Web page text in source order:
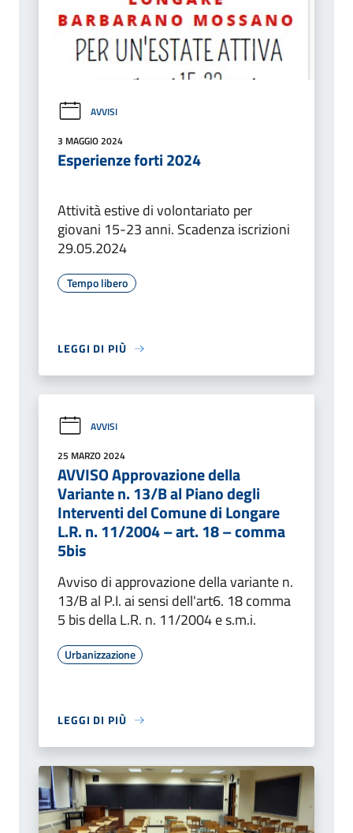
AVVISI
3 MAGGIO 2024
Esperienze forti 2024
Attività estive di volontariato per
giovani 15-23 anni. Scadenza iscrizioni
29.05.2024
Tempo libero
LEGGI DI PIÙ
AVVISI
25 MARZO 2024
AVVISO Approvazione della
Variante n. 13/B al Piano degli
Interventi del Comune di Longare
L.R. n. 11/2004 – art. 18 – comma
5bis
Avviso di approvazione della variante n.
13/B al P.I. ai sensi dell'art6. 18 comma
5 bis della L.R. n. 11/2004 e s.m.i.
Urbanizzazione
LEGGI DI PIÙ